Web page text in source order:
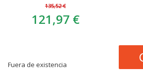
135,52 €
121,97 €
Fuera de existencia